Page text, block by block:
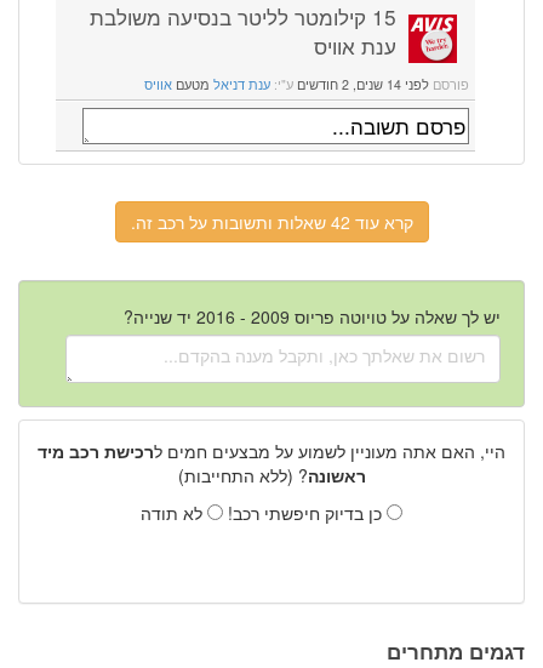
15 קילומטר לליטר בנסיעה משולבת
ענת אוויס
פורסם לפני 14 שנים, 2 חודשים ע"י: ענת דניאל מטעם אוויס
קרא עוד 42 שאלות ותשובות על רכב זה.
יש לך שאלה על טויוטה פריוס 2009 - 2016 יד שנייה?
היי, האם אתה מעוניין לשמוע על מבצעים חמים לרכישת רכב מיד
ראשונה? (ללא התחייבות)
כן בדיוק חיפשתי רכב!
לא תודה
דגמים מתחרים